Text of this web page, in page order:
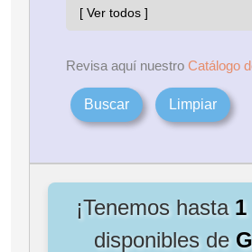
Revisa aquí nuestro Catálogo
Buscar Limpiar
¡Tenemos hasta 1
disponibles de